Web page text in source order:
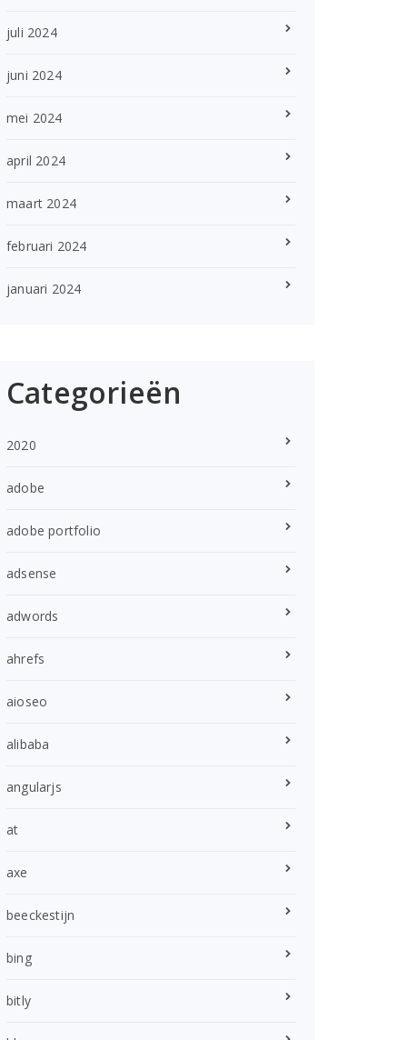
juli 2024
juni 2024
mei 2024
april 2024
maart 2024
februari 2024
januari 2024
Categorieën
2020
adobe
adobe portfolio
adsense
adwords
ahrefs
aioseo
alibaba
angularjs
at
axe
beeckestijn
bing
bitly